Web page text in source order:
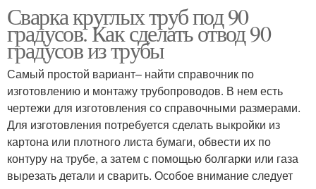
Сварка круглых труб под 90
градусов. Как сделать отвод 90
градусов из трубы
Самый простой вариант– найти справочник по
изготовлению и монтажу трубопроводов. В нем есть
чертежи для изготовления со справочными размерами.
Для изготовления потребуется сделать выкройки из
картона или плотного листа бумаги, обвести их по
контуру на трубе, а затем с помощью болгарки или газа
вырезать детали и сварить. Особое внимание следует